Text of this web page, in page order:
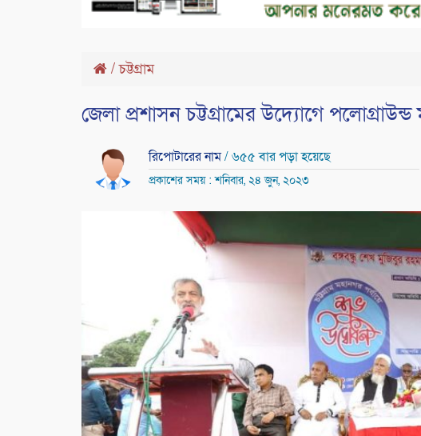
/চট্টগ্রাম
জেলা প্রশাসন চট্টগ্রামের উদ্যোগে
রিপোটারের নাম/ ৬৫৫ বার পড়া হয়েছে
প্রকাশের সময় : শনিবার, ২৪ জুন, ২০২৩